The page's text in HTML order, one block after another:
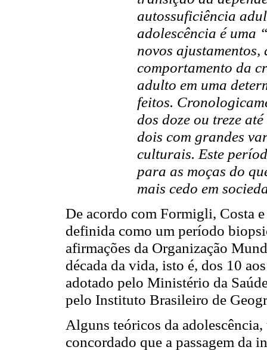
autossuficiência
adolescência é uma
novos ajustamentos,
comportamento da
adulto em uma
feitos.
dos doze ou treze
dois com grandes
culturais. Este
para as moças do
mais cedo em
De acordo com Formigli, Costa
definida como um período
afirmações da Organização
década da vida, isto é, dos 10
adotado pelo Ministério da
pelo Instituto Brasileiro de
Alguns teóricos da
concordado que a passagem da